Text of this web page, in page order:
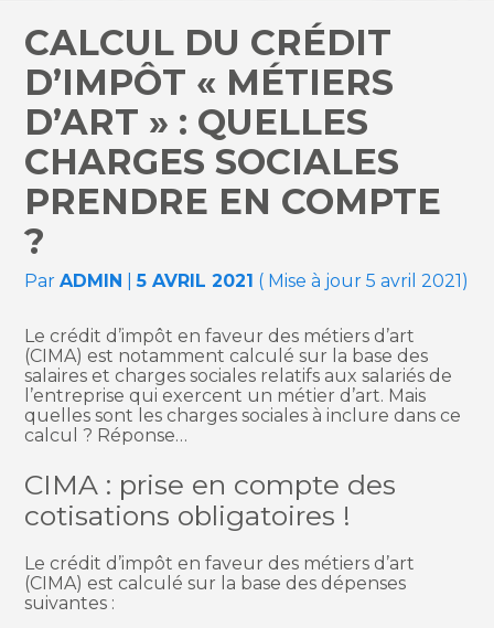
CALCUL DU CRÉDIT
D’IMPÔT « MÉTIERS
D’ART » : QUELLES
CHARGES SOCIALES
PRENDRE EN COMPTE
?
ParADMIN |5 AVRIL 2021 ( Mise à jour 5 avril 2021)
Le crédit d’impôt en faveur des métiers d’art
(CIMA) est notamment calculé sur la base des
salaires et charges sociales relatifs aux salariés de
l’entreprise qui exercent un métier d’art. Mais
quelles sont les charges sociales à inclure dans ce
calcul ? Réponse…
CIMA : prise en compte des
cotisations obligatoires !
Le crédit d’impôt en faveur des métiers d’art
(CIMA) est calculé sur la base des dépenses
suivantes :